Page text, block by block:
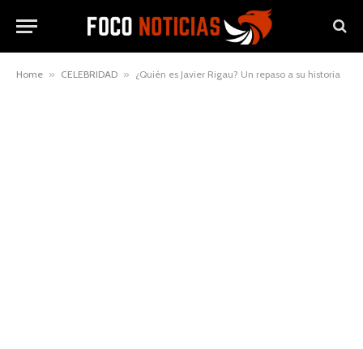
Home » CELEBRIDAD » ¿Quién es Javier Rigau? Un repaso a su historia